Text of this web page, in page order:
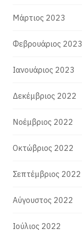
Μάρτιος 2023
Φεβρουάριος 2023
Ιανουάριος 2023
Δεκέμβριος 2022
Νοέμβριος 2022
Οκτώβριος 2022
Σεπτέμβριος 2022
Αύγουστος 2022
Ιούλιος 2022